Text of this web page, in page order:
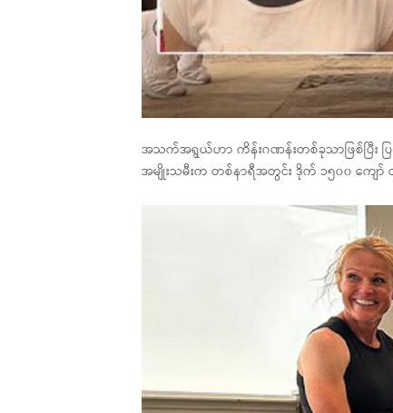
အသက်အရွယ်ဟာ ကိန်းဂဏန်းတစ်ခုသာဖြစ်ပြီး
အမျိုးသမီးက တစ်နာရီအတွင်း ဒိုက် ၁၅၀၀ ကျော်